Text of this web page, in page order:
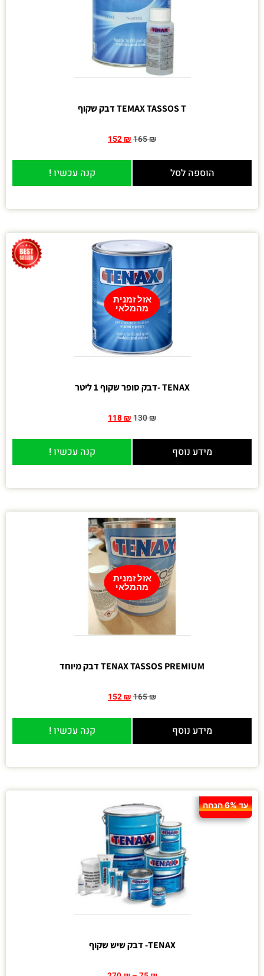
TEMAX TASSOS T דבק שקוף
165₪
152₪
הוספה לסל קנה עכשיו !
אזל זמנית
מהמלאי
TENAX -דבק סופר שקוף 1 ליטר
130₪
118₪
מידע נוסף קנה עכשיו !
אזל זמנית
מהמלאי
TENAX TASSOS PREMIUM דבק מיוחד
165₪
152₪
מידע נוסף קנה עכשיו !
עד 6% הנחה
TENAX- דבק שיש שקוף